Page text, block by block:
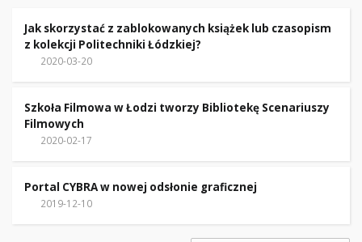
Jak skorzystać z zablokowanych książek lub czasopism
z kolekcji Politechniki Łódzkiej?
2020-03-20
Szkoła Filmowa w Łodzi tworzy Bibliotekę Scenariuszy
Filmowych
2020-02-17
Portal CYBRA w nowej odsłonie graficznej
2019-12-10